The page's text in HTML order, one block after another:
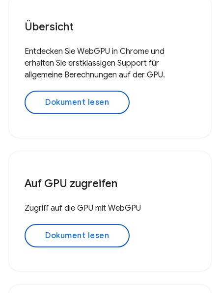
Übersicht
Entdecken Sie WebGPU in Chrome und
erhalten Sie erstklassigen Support für
allgemeine Berechnungen auf der GPU.
Dokument lesen
Auf GPU zugreifen
Zugriff auf die GPU mit WebGPU
Dokument lesen